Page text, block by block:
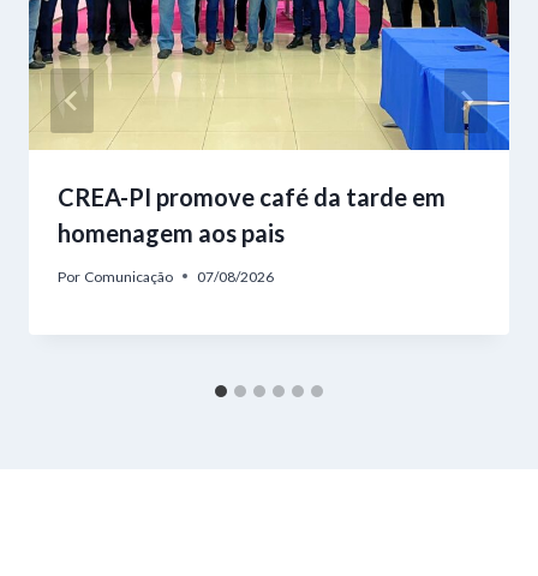
CREA-PI promove café da tarde em
homenagem aos pais
Por Comunicação 07/08/2026